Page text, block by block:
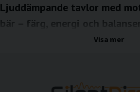
Ljuddämpande tavlor med
bär – färg, energi och
Motiv av frukt och bär förknippas med friskhet,
en miljö som både upplevs behagligare och fungerar
Visa mer